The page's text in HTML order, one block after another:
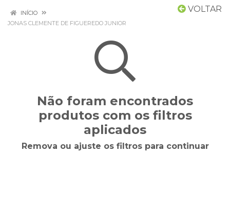
VOLTAR
INÍCIO
JONAS CLEMENTE DE FIGUEREDO JUNIOR
Não foram encontrados
produtos com os filtros
aplicados
Remova ou ajuste os filtros para continuar